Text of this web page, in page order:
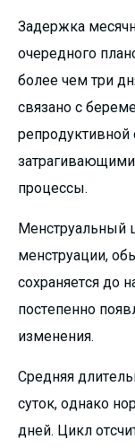
Задержка
очередного
более чем три
связано с
процессы.
Менструальный
менструации,
сохраняется до
постепенно
изменения.
Средняя
суток, однако
дней. Цикл